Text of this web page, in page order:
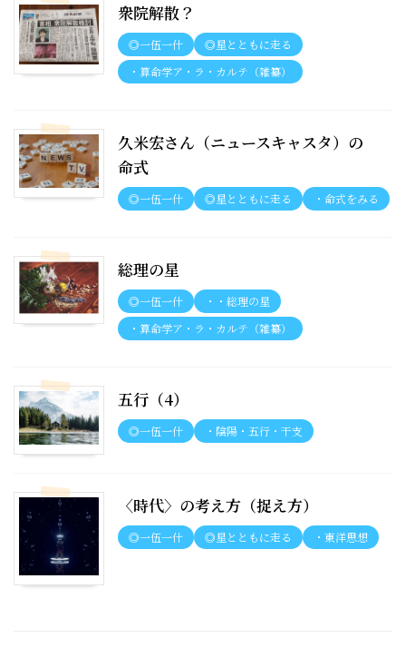
衆院解散？
◎一伍一什
◎星とともに走る
・算命学ア・ラ・カルテ（雑纂）
久米宏さん（ニュースキャスタ）の
命式
◎一伍一什 ◎星とともに走る ・命式をみる
総理の星
◎一伍一什
・・総理の星
・算命学ア・ラ・カルテ（雑纂）
五行（4）
◎一伍一什 ・陰陽・五行・干支
〈時代〉の考え方（捉え方）
◎一伍一什 ◎星とともに走る ・東洋思想